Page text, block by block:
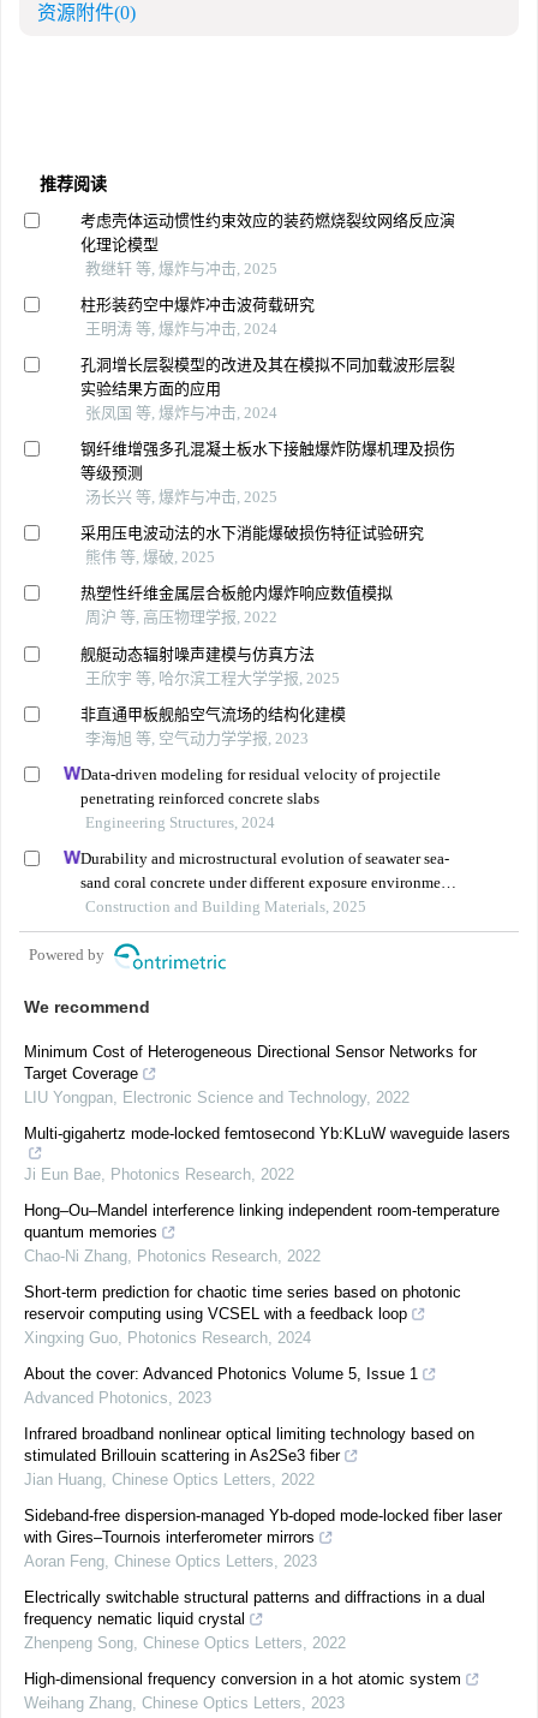
资源附件(0)
推荐阅读
考虑壳体运动惯性约束效应的装药燃烧裂纹网络反应演
化理论模型
教继轩 等, 爆炸与冲击, 2025
柱形装药空中爆炸冲击波荷载研究
王明涛 等, 爆炸与冲击, 2024
孔洞增长层裂模型的改进及其在模拟不同加载波形层裂
实验结果方面的应用
张凤国 等, 爆炸与冲击, 2024
钢纤维增强多孔混凝土板水下接触爆炸防爆机理及损伤
等级预测
汤长兴 等, 爆炸与冲击, 2025
采用压电波动法的水下消能爆破损伤特征试验研究
熊伟 等, 爆破, 2025
热塑性纤维金属层合板舱内爆炸响应数值模拟
周沪 等, 高压物理学报, 2022
舰艇动态辐射噪声建模与仿真方法
王欣宇 等, 哈尔滨工程大学学报, 2025
非直通甲板舰船空气流场的结构化建模
李海旭 等, 空气动力学学报, 2023
Data-driven modeling for residual velocity of projectile
penetrating reinforced concrete slabs
Engineering Structures, 2024
Durability and microstructural evolution of seawater sea-
sand coral concrete under different exposure environments
of sulfate attack
Construction and Building Materials, 2025
Powered by
We recommend
Minimum Cost of Heterogeneous Directional Sensor Networks for
Target Coverage
LIU Yongpan
Electronic Science and Technology, 2022
Multi-gigahertz mode-locked femtosecond Yb:KLuW waveguide lasers
Ji Eun Bae Photonics Research 2022
Hong–Ou–Mandel interference linking independent room-temperature
quantum memories
Chao-Ni Zhang
Photonics Research 2022
Short-term prediction for chaotic time series based on photonic
reservoir computing using VCSEL with a feedback loop
Xingxing Guo
Photonics Research 2024
About the cover: Advanced Photonics Volume 5, Issue 1
Advanced Photonics
2023
Infrared broadband nonlinear optical limiting technology based on
stimulated Brillouin scattering in As2Se3 fiber
Jian Huang Chinese Optics Letters
2022
Sideband-free dispersion-managed Yb-doped mode-locked fiber laser
with Gires–Tournois interferometer mirrors
Aoran Feng Chinese Optics Letters
2023
Electrically switchable structural patterns and diffractions in a dual
frequency nematic liquid crystal
Zhenpeng Song Chinese Optics Letters
2022
High-dimensional frequency conversion in a hot atomic system
Weihang Zhang Chinese Optics Letters 2023